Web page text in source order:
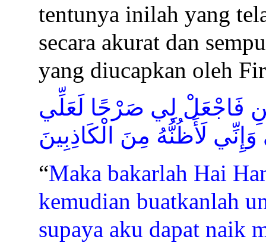
tentunya inilah yang
secara akurat dan
yang diucapkan oleh
فَاجْعَلْ لِي صَرْحًا لَعَلِّي
لَأَظُنُّهُ مِنَ الْكَاذِبِينَ
“Maka bakarlah Hai
kemudian buatkanlah
supaya aku dapat naik